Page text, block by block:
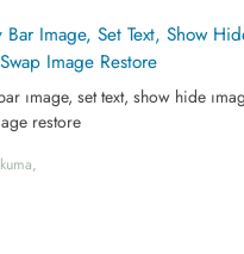
Bar Image, Set Text, Show
Image Restore
ımage, set text, show hide
restore